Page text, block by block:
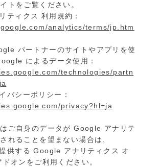
トをご覧ください。
ティクス 利用規約：
analytics/terms/jp.htm
パートナーのサイトやアプリを使
によるデータ使用：
technologies/partn
バシーポリシー：
privacy?hl=ja
ご自身のデータが Google アナリテ
れることを望まない場合は、
供する Google アナリティクス オ
オンをご利用ください。